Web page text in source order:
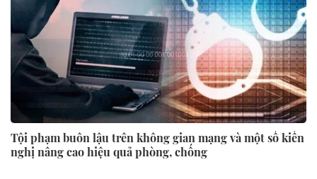
Tội phạm buôn lậu trên không gian mạng và một số kiến
nghị nâng cao hiệu quả phòng, chống